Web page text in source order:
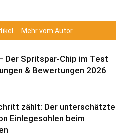
Mehr vom Autor
Der Spritspar-Chip im Test
& Bewertungen 2026
zählt: Der unterschätzte
Einlegesohlen beim